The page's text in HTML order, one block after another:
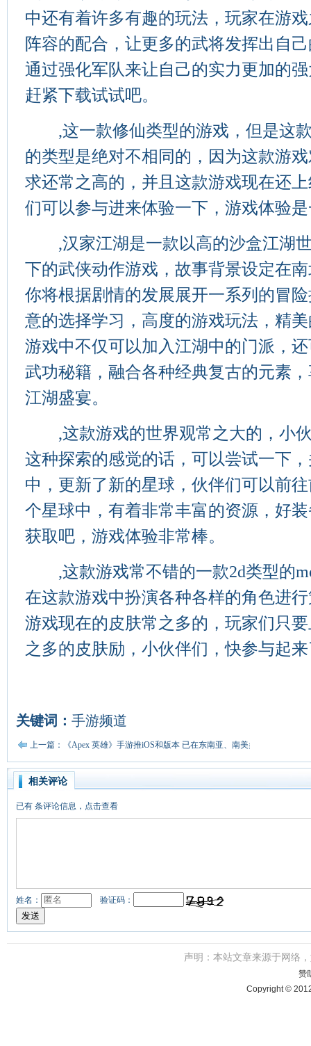
中还有着许多有趣的玩法，玩家在游
阵容的配合，让更多的武将发挥出自
通过强化军队来让自己的实力更加的
赶紧下载试试吧。
,这一款修仙类型的游戏，但是这款
的类型是绝对不相同的，因为这款游
求还常之高的，并且这款游戏现在还
们可以参与进来体验一下，游戏体验
,汉家江湖是一款以高的沙盒江湖世
下的武侠动作游戏，故事背景设定在
你将根据剧情的发展展开一系列的冒
意的选择学习，高度的游戏玩法，精
游戏中不仅可以加入江湖中的门派，
武功秘籍，融合各种经典复古的元素
江湖盛宴。
,这款游戏的世界观常之大的，小伙
这种探索的感觉的话，可以尝试一下
中，更新了新的星球，伙伴们可以前
个星球中，有着非常丰富的资源，好
获取吧，游戏体验非常棒。
,这款游戏常不错的一款2d类型的
在这款游戏中扮演各种各样的角色进
游戏现在的皮肤常之多的，玩家们只
之多的皮肤励，小伙伴们，快参与起
关键词： 手游频道
上一篇：《Apex 英雄》手游推iOS和版本 已在东南亚、南美多地不限量开测
相关评论
已有 条评论信息，点击查看
姓名： 验证码：
声明：本站文章来源于网络
赞
Copyright ©